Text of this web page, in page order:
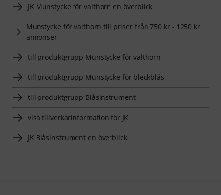
JK Munstycke för valthorn en överblick
Munstycke för valthorn till priser från 750 kr - 1250 kr
annonser
till produktgrupp Munstycke för valthorn
till produktgrupp Munstycke för bleckblås
till produktgrupp Blåsinstrument
visa tillverkarinformation för JK
JK Blåsinstrument en överblick